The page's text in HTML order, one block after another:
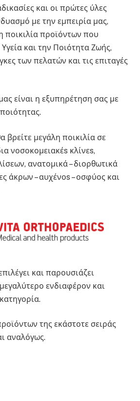
και οι πρώτες ύλες
με την εμπειρία μας,
ποικιλία προϊόντων που
και την Ποιότητα Ζωής,
των πελατών και τις επιταγές
είναι η εξυπηρέτηση σας με
βρείτε μεγάλη ποικιλία σε
νοσοκομειακέs κλίνεs,
ανατομικά – διορθωτικά
άκρων – αυχένοs – οσφύος και
και παρουσιάζει
ενδιαφέρον και
της εκάστοτε σειράς
αναλόγως.